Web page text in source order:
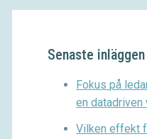
Senaste inläggen
Fokus på
en datadriven
Vilken effekt